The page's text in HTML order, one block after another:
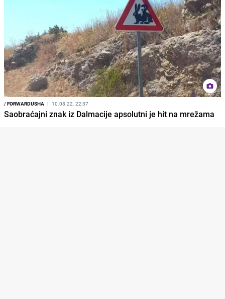
/FORWARDUSHA I 10.08.22. 22:37
Saobraćajni znak iz Dalmacije apsolutni je hit na mrežama